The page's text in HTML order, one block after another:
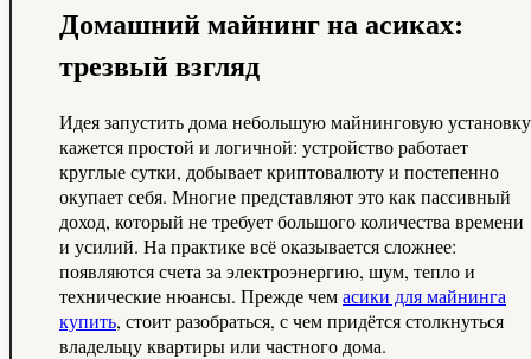
Домашний майнинг на асиках:
трезвый взгляд
Идея запустить дома небольшую майнинговую установку
кажется простой и логичной: устройство работает
круглые сутки, добывает криптовалюту и постепенно
окупает себя. Многие представляют это как пассивный
доход, который не требует большого количества времени
и усилий. На практике всё оказывается сложнее:
появляются счета за электроэнергию, шум, тепло и
технические нюансы. Прежде чемасики для майнинга
купить, стоит разобраться, с чем придётся столкнуться
владельцу квартиры или частного дома.